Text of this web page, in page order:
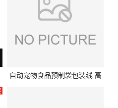
自动宠物食品预制袋包装线 高